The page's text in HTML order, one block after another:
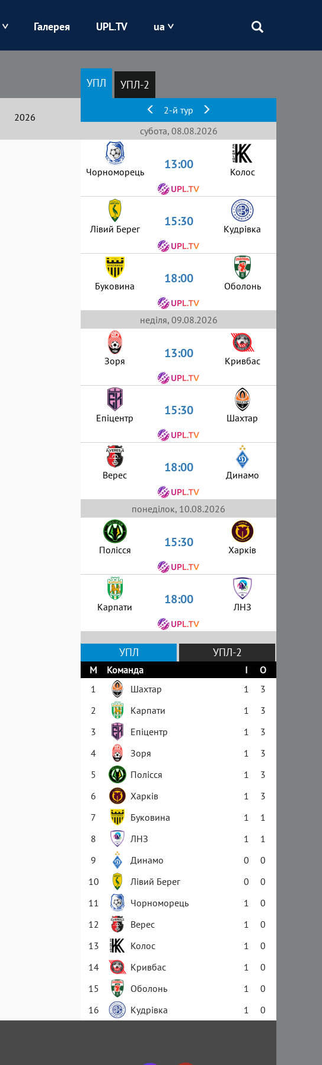
Кривбас
Оболонь
Галерея UPL.TV ua
2026
УПЛ УПЛ-2
2-й тур
субота, 08.08.2026
Чорноморець 13:00 Колос
Лівий Берег 15:30 Кудрівка
Буковина 18:00 Оболонь
неділя, 09.08.2026
Зоря 13:00 Кривбас
Епіцентр 15:30 Шахтар
Верес 18:00 Динамо
понеділок, 10.08.2026
Полісся 15:30 Харків
Карпати 18:00 ЛНЗ
УПЛ УПЛ-2
М Команда І
О
1
Шахтар 1
3
2
Карпати 1
3
3
Епіцентр 1
3
4
Зоря 1
3
5
Полісся 1
3
6
Харків 1
3
7
Буковина 1
1
8
ЛНЗ 1
1
9
Динамо 0
0
10
Лівий Берег 0
0
11
Чорноморець 1
0
12
Верес 1
0
13
Колос 1
0
14
Кривбас 1
0
15
Оболонь 1
0
16
Кудрівка 1 0